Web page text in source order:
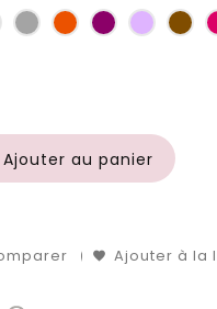
foncé
Gris
clair
Orange
PruneLilas
Ajouter au panier
Ajouter à la